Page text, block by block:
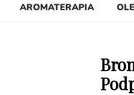
AROMATERAPIA